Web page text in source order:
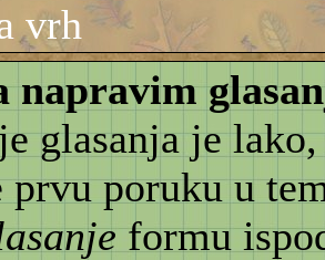
vrh
napravim
glasanja je
prvu poruku u
formu